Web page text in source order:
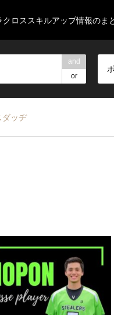
クロススキルアップ情報のま
and
or
ダッヂ